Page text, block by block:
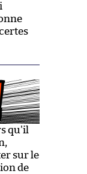
qu'il
sur le
de